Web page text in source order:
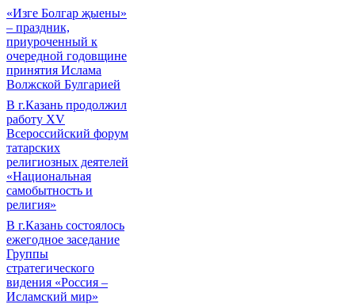
«Изге Болгар җыены»
– праздник,
приуроченный к
очередной годовщине
принятия Ислама
Волжской Булгарией
В г.Казань продолжил
работу XV
Всероссийский форум
татарских
религиозных деятелей
«Национальная
самобытность и
религия»
В г.Казань состоялось
ежегодное заседание
Группы
стратегического
видения «Россия –
Исламский мир»